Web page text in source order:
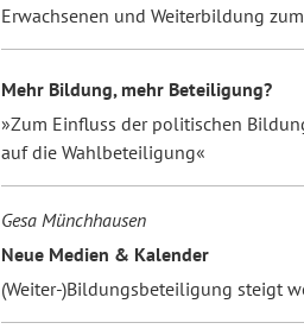
Erwachsenen­ und Weiterbildung
Mehr Bildung, mehr Beteiligung?
»Zum Einfluss der politischen
auf die Wahlbeteiligung«
Gesa Münchhausen
Neue Medien & Kalender
(Weiter-)Bildungsbeteiligung steigt